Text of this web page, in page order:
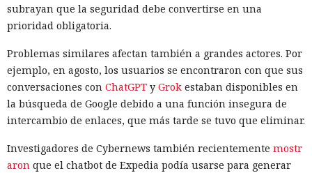
subrayan que la seguridad debe convertirse en una
prioridad obligatoria.
Problemas similares afectan también a grandes actores. Por
ejemplo, en agosto, los usuarios se encontraron con que sus
conversaciones con ChatGPT y Grok estaban disponibles en
la búsqueda de Google debido a una función insegura de
intercambio de enlaces, que más tarde se tuvo que eliminar.
Investigadores de Cybernews también recientemente mostr
aron que el chatbot de Expedia podía usarse para generar